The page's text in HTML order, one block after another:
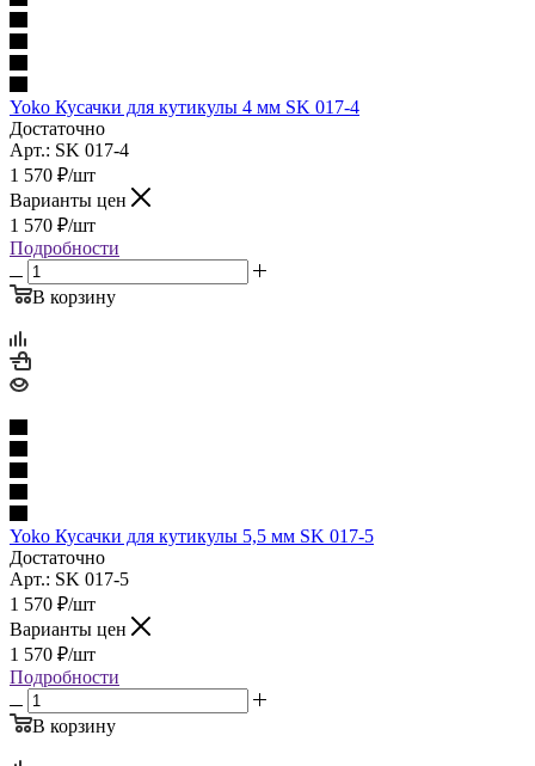
Yoko Кусачки для кутикулы 4 мм SK 017-4
Достаточно
Арт.: SK 017-4
1 570 ₽/шт
Варианты цен
1 570 ₽/шт
Подробности
В корзину
Yoko Кусачки для кутикулы 5,5 мм SK 017-5
Достаточно
Арт.: SK 017-5
1 570 ₽/шт
Варианты цен
1 570 ₽/шт
Подробности
В корзину